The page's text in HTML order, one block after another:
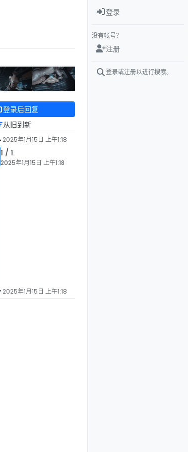
登录后回复
从旧到新
2025年1月15日 上午1:18
1 / 1
2025年1月15日 上午1:18
2025年1月15日 上午1:18
登录
没有帐号？
注册
登录或注册以进行搜索。